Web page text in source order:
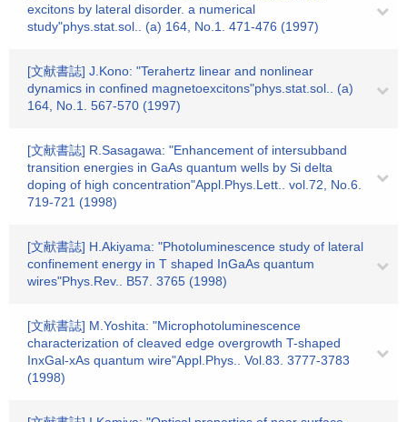
excitons by lateral disorder. a numerical
study"phys.stat.sol.. (a) 164, No.1. 471-476 (1997)
[文献書誌] J.Kono: "Terahertz linear and nonlinear
dynamics in confined magnetoexcitons"phys.stat.sol.. (a)
164, No.1. 567-570 (1997)
[文献書誌] R.Sasagawa: "Enhancement of intersubband
transition energies in GaAs quantum wells by Si delta
doping of high concentration"Appl.Phys.Lett.. vol.72, No.6.
719-721 (1998)
[文献書誌] H.Akiyama: "Photoluminescence study of lateral
confinement energy in T shaped InGaAs quantum
wires"Phys.Rev.. B57. 3765 (1998)
[文献書誌] M.Yoshita: "Microphotoluminescence
characterization of cleaved edge overgrowth T-shaped
InxGal-xAs quantum wire"Appl.Phys.. Vol.83. 3777-3783
(1998)